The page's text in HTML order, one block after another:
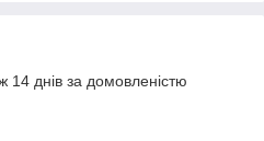
днів за домовленістю